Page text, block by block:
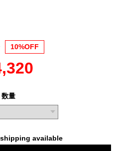
10%OFF
数量
available